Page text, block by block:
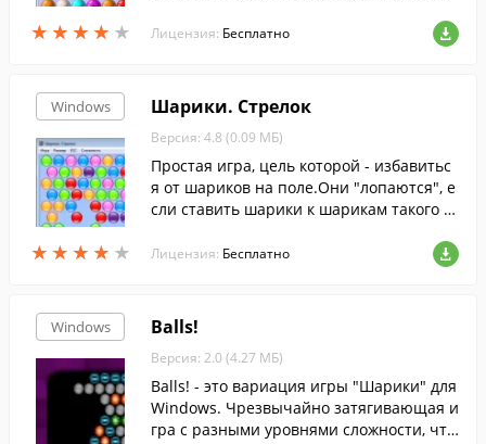
★ ★ ★ ★ ★
★ ★ ★ ★ ★
жность игры. Внизу экрана показано ост
авшееся (на данный момент) количеств
Лицензия: Бесплатно
Windows
★ ★ ★ ★ ★
★ ★ ★ ★ ★
Шарики. Стрелок
Версия: 4.8 (0.09 МБ)
Простая игра, цель которой - избавитьс
я от шариков на поле.Они "лопаются", е
сли ставить шарики к шарикам такого ж
х и более.
Лицензия: Бесплатно
Windows Balls!
Версия: 2.0 (4.27 МБ)
Balls! - это вариация игры "Шарики" для
Windows. Чрезвычайно затягивающая и
гра с разными уровнями сложности, что